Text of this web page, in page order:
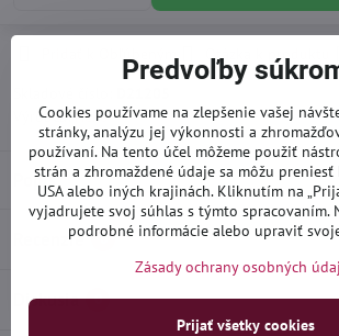
Výrobca:Heko
Popis
Recenzie 0
Diskusia 0
Predvoľby
Cookies používame na zlepšenie vašej
stránky, analýzu jej výkonnosti a
používaní. Na tento účel môžeme použiť
strán a zhromaždené údaje sa môžu preniesť
USA alebo iných krajinách. Kliknutím na
vyjadrujete svoj súhlas s týmto spracovaním.
podrobné informácie alebo upraviť
Zásady ochrany osobných
Prijať všetky cookies